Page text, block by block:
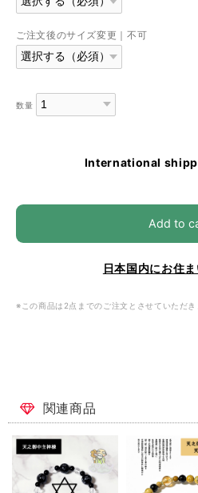
ご注文後のサイズ変更｜不可
数量
International
Add to
日本国内にお住
※この商品は2点までのご注文とさせていただき
関連商品